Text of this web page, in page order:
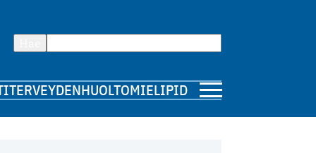
TERVEYDENHUOLTOMIELIPIDE